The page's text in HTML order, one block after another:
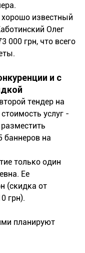
известный
Олег
000 грн, что всего
и с
тендер на
услуг -
баннеров на
только один
Ее
(скидка от
грн).
планируют